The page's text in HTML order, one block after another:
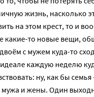
жизнь, насколько
на этом крест, то и
какие-то новые вещи,
с мужем куда-то
каждую неделю
ну, как бы семья
мужа и жены. Один